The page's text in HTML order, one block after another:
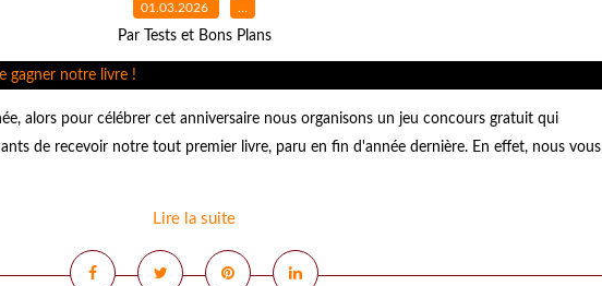
01.03.2026 …
Par Tests et Bons Plans
alors pour célébrer cet anniversaire nous organisons un jeu concours gratuit qui
de recevoir notre tout premier livre, paru en fin d'année dernière. En effet, nous vous
Lire la suite